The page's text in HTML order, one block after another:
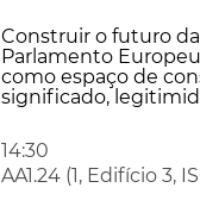
Construir o futuro
Parlamento
como espaço de
significado,
14:30
AA1.24 (1, Edifício 3,